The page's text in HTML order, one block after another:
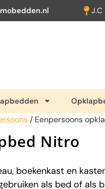
J.C
/ Eenpersoons
Nitro
boekenkast en
als bed of als